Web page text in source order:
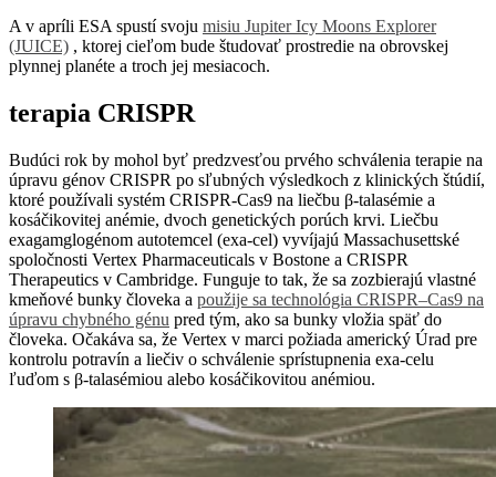
A v apríli ESA spustí svoju misiu Jupiter Icy Moons Explorer
(JUICE) , ktorej cieľom bude študovať prostredie na obrovskej
plynnej planéte a troch jej mesiacoch.
terapia CRISPR
Budúci rok by mohol byť predzvesťou prvého schválenia terapie na
úpravu génov CRISPR po sľubných výsledkoch z klinických štúdií,
ktoré používali systém CRISPR-Cas9 na liečbu β-talasémie a
kosáčikovitej anémie, dvoch genetických porúch krvi. Liečbu
exagamglogénom autotemcel (exa-cel) vyvíjajú Massachusettské
spoločnosti Vertex Pharmaceuticals v Bostone a CRISPR
Therapeutics v Cambridge. Funguje to tak, že sa zozbierajú vlastné
kmeňové bunky človeka a použije sa technológia CRISPR–Cas9 na
úpravu chybného génu pred tým, ako sa bunky vložia späť do
človeka. Očakáva sa, že Vertex v marci požiada americký Úrad pre
kontrolu potravín a liečiv o schválenie sprístupnenia exa-celu
ľuďom s β-talasémiou alebo kosáčikovitou anémiou.